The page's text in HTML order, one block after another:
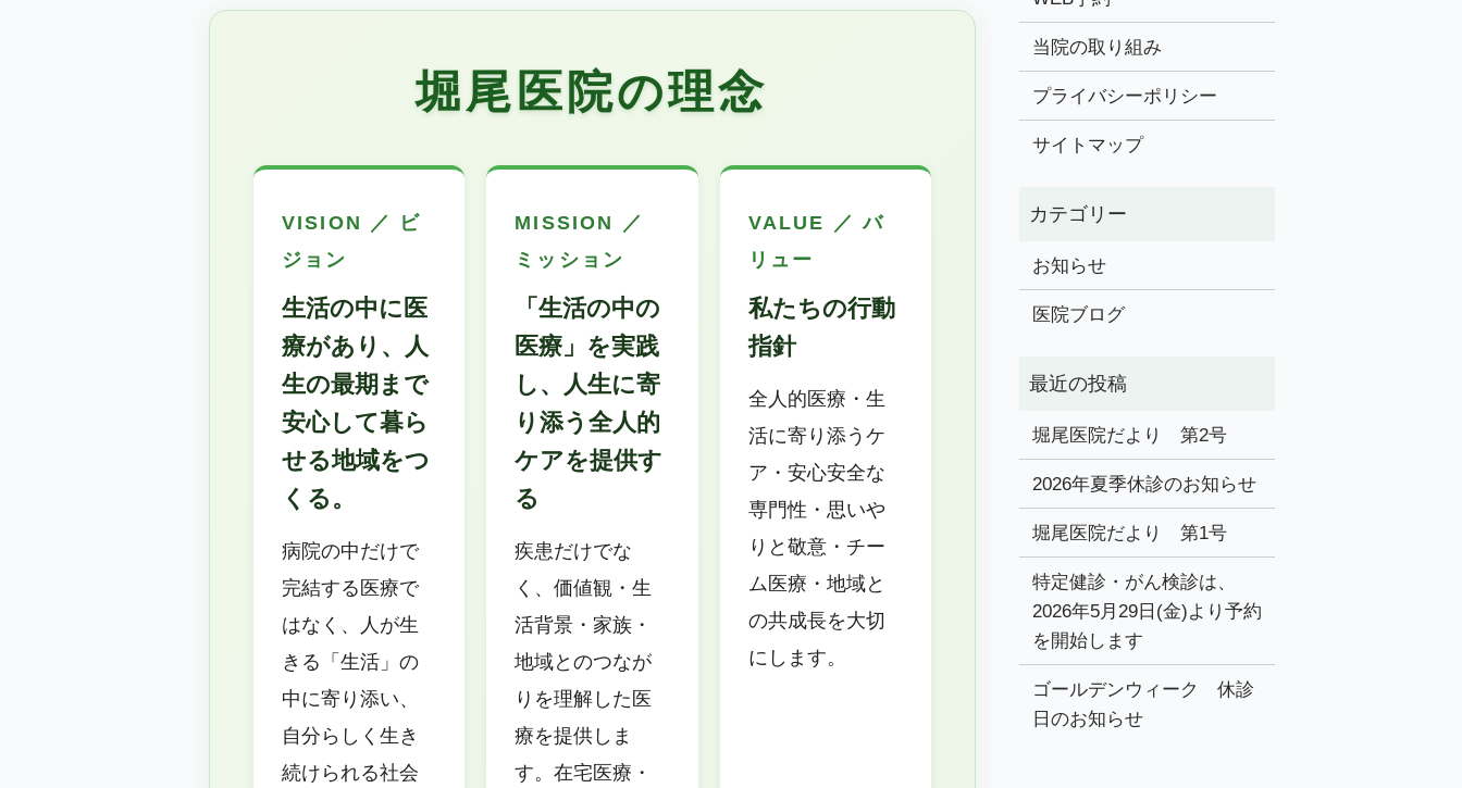
堀尾医院の理念
VISION ／ ビ
ジョン
生活の中に医
療があり、人
生の最期まで
安心して暮ら
せる地域をつ
くる。
病院の中だけで
完結する医療で
はなく、人が生
きる「生活」の
中に寄り添い、
自分らしく生き
続けられる社会
MISSION ／
ミッション
「生活の中の
医療」を実践
し、人生に寄
り添う全人的
ケアを提供す
る
疾患だけでな
く、価値観・生
活背景・家族・
地域とのつなが
りを理解した医
療を提供しま
す。在宅医療・
VALUE ／ バ
リュー
私たちの行動
指針
全人的医療・生
活に寄り添うケ
ア・安心安全な
専門性・思いや
りと敬意・チー
ム医療・地域と
の共成長を大切
にします。
当院の取り組み
プライバシーポリシー
サイトマップ
お知らせ
医院ブログ
堀尾医院だより 第2号
2026年夏季休診のお知らせ
堀尾医院だより 第1号
特定健診・がん検診は、
2026年5月29日(金)より予約
を開始します
ゴールデンウィーク 休診
日のお知らせ